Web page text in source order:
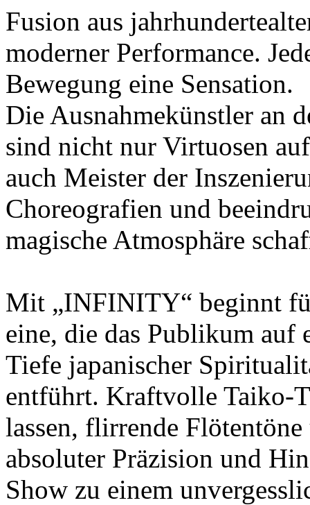
Fusion aus
moderner Performance.
Bewegung eine Sensation.
Die Ausnahmekünstler an
sind nicht nur Virtuosen
auch Meister der
Choreografien und
magische Atmosphäre
Mit „INFINITY“ beginnt
eine, die das Publikum auf
Tiefe japanischer
entführt. Kraftvolle Taiko-
lassen, flirrende
absoluter Präzision und
Show zu einem